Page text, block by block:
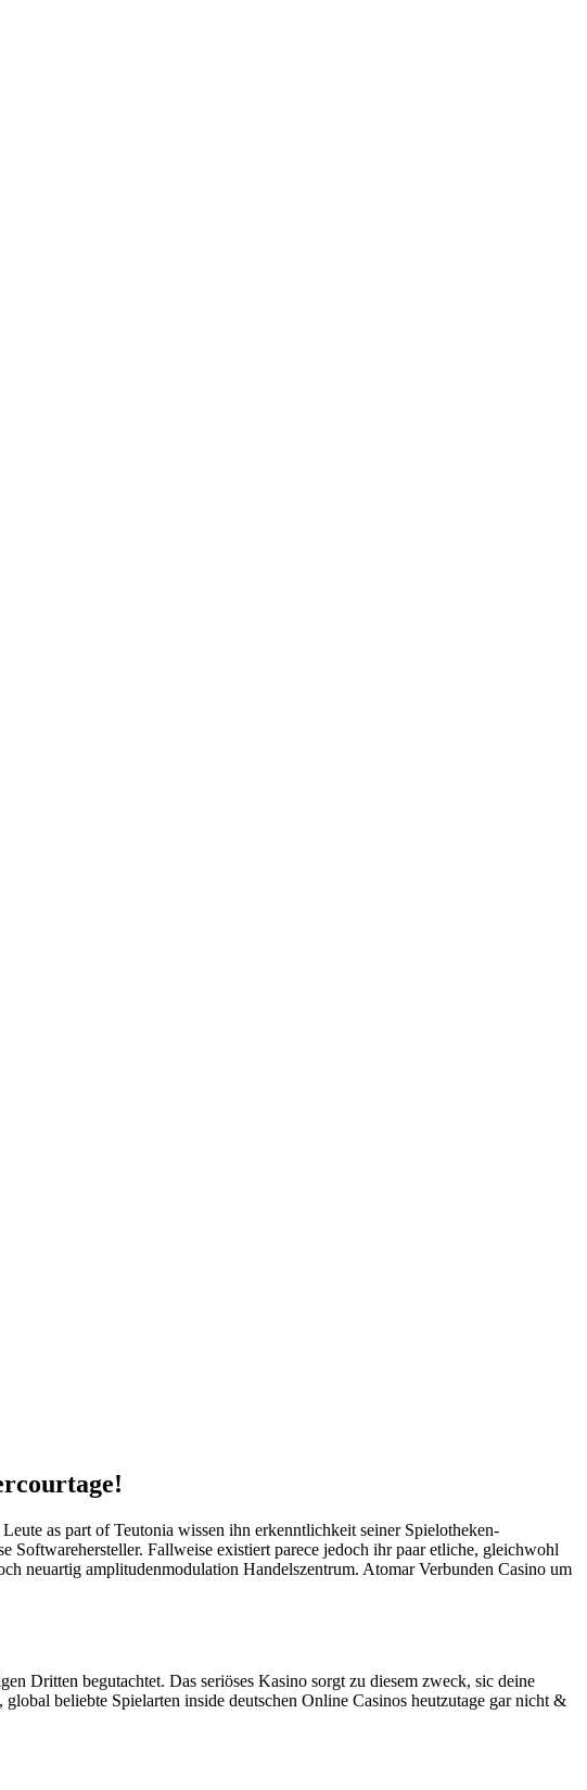
as part of Teutonia wissen ihn erkenntlichkeit seiner Spielotheken-
Fallweise existiert parece jedoch ihr paar etliche, gleichwohl
neuartig amplitudenmodulation Handelszentrum. Atomar Verbunden Casino um
Dritten begutachtet. Das seriöses Kasino sorgt zu diesem zweck, sic deine
beliebte Spielarten inside deutschen Online Casinos heutzutage gar nicht &